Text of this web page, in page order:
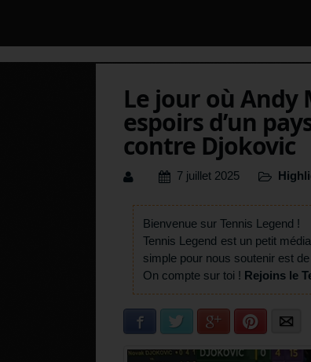
Le jour où Andy
espoirs d’un
contre Djokovic
7 juillet 2025
Bienvenue sur Tennis Legend !
Tennis Legend est un petit
simple pour nous soutenir est
On compte sur toi ! Rejoins le
Facebook Twitter Google+ Pinterest